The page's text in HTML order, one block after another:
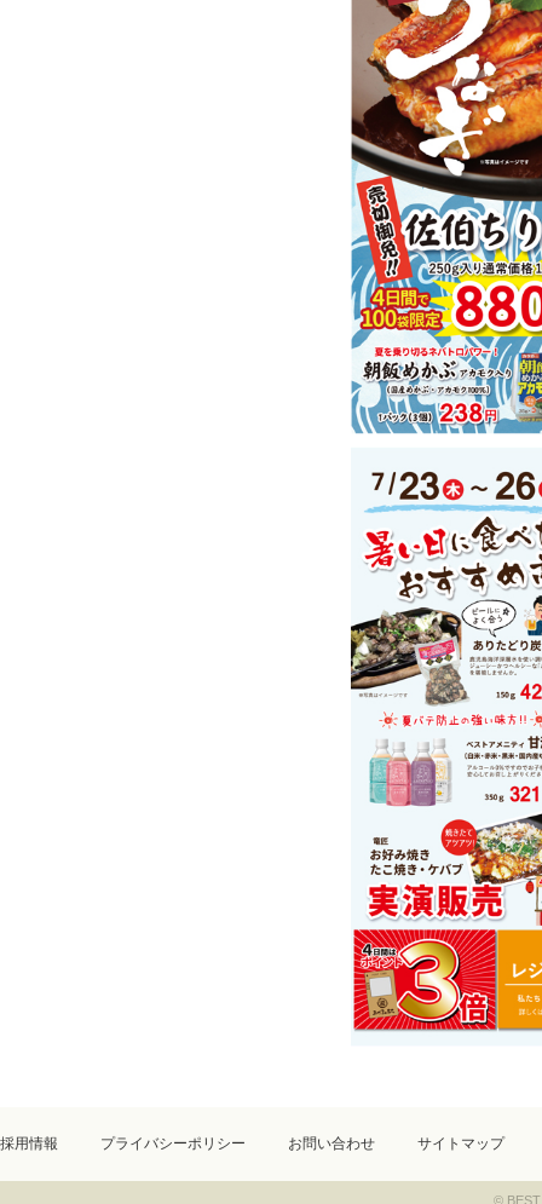
採用情報 プライバシーポリシー お問い合わせ サイトマップ
© BEST